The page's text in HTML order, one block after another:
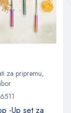
za pripremu,
-Up set za